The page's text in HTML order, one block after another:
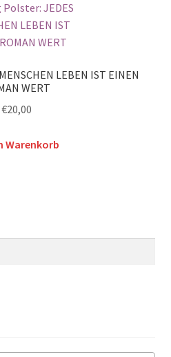
LEBEN IST EINEN
WERT
€20,00
Warenkorb